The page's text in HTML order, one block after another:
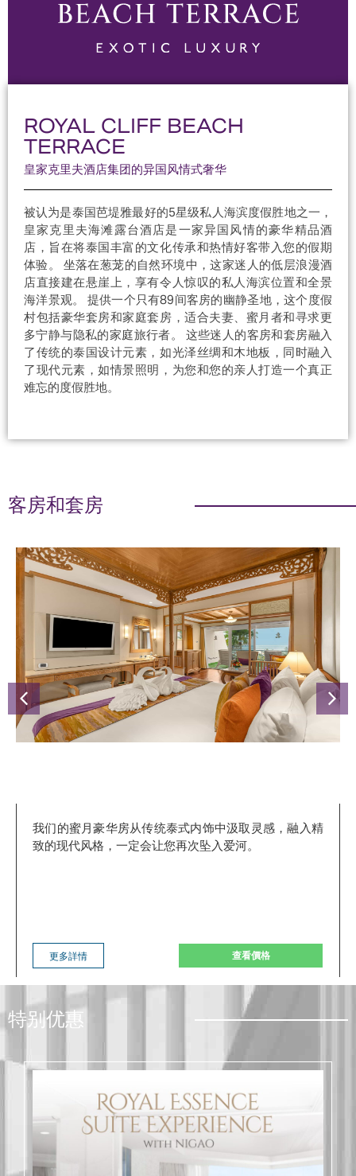
ROYAL CLIFF BEACH
TERRACE
皇家克里夫酒店集团的异国风情式奢华
被认为是泰国芭堤雅最好的5星级私人海滨度假胜地之一，
皇家克里夫海滩露台酒店是一家异国风情的豪华精品酒
店，旨在将泰国丰富的文化传承和热情好客带入您的假期
体验。 坐落在葱茏的自然环境中，这家迷人的低层浪漫酒
店直接建在悬崖上，享有令人惊叹的私人海滨位置和全景
海洋景观。 提供一个只有89间客房的幽静圣地，这个度假
村包括豪华套房和家庭套房，适合夫妻、蜜月者和寻求更
多宁静与隐私的家庭旅行者。 这些迷人的客房和套房融入
了传统的泰国设计元素，如光泽丝绸和木地板，同时融入
了现代元素，如情景照明，为您和您的亲人打造一个真正
难忘的度假胜地。
客房和套房
我们的蜜月豪华房从传统泰式内饰中汲取灵感，融入精
致的现代风格，一定会让您再次坠入爱河。
更多詳情 查看價格
特别优惠